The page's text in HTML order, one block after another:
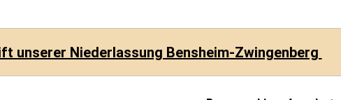
unserer Niederlassung Bensheim-Zwingenberg